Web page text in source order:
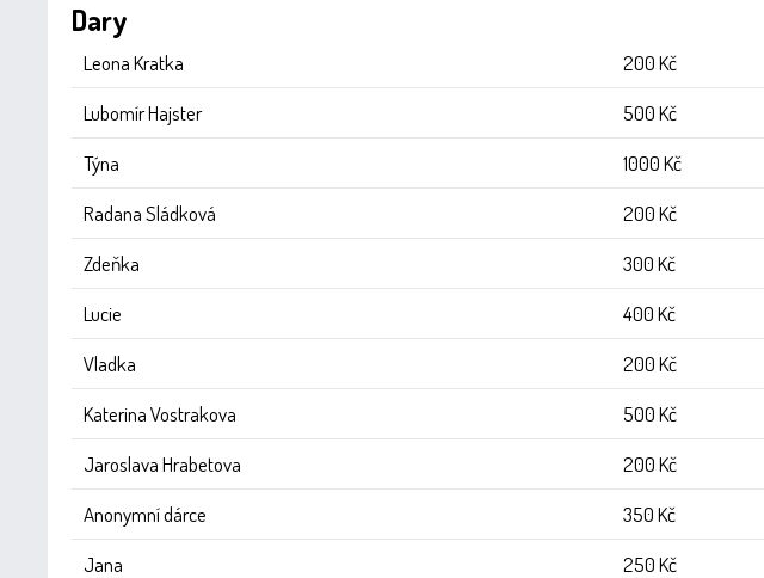
Dary
Leona Kratka
200 Kč
Lubomír Hajster
500 Kč
Týna
1000 Kč
Radana Sládková
200 Kč
Zdeňka
300 Kč
Lucie
400 Kč
Vladka
200 Kč
Katerina Vostrakova
500 Kč
Jaroslava Hrabetova
200 Kč
Anonymní dárce
350 Kč
Jana
250 Kč